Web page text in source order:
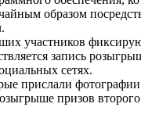
образом
участников
запись
сетях.
прислали фотографии
призов